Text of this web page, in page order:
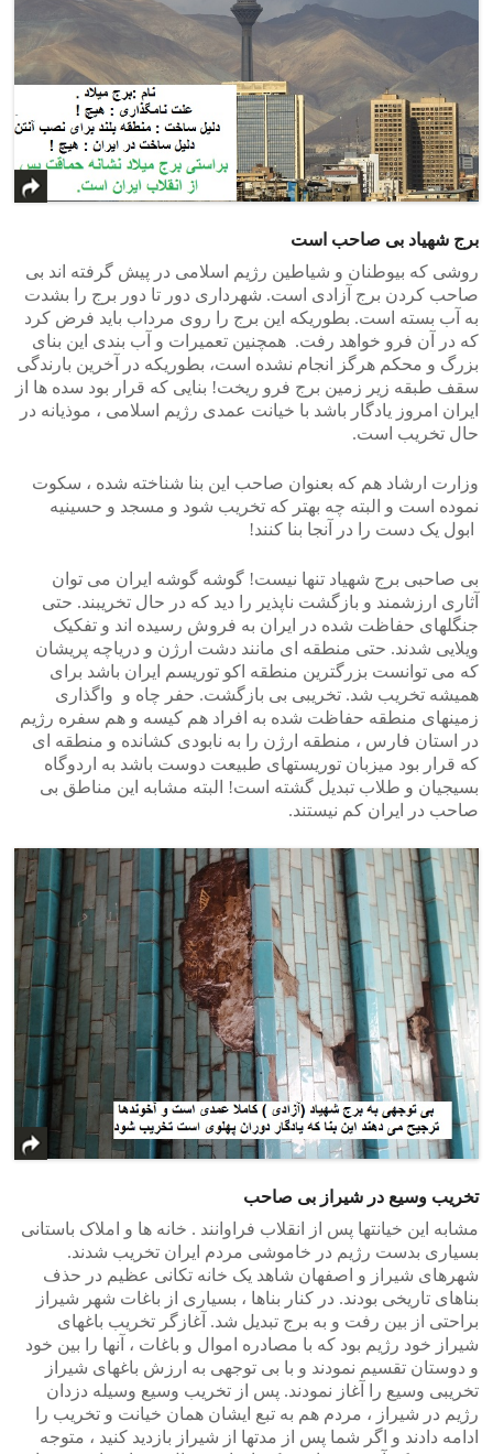
برج شهیاد بی صاحب است
روشی که بیوطنان و شیاطین رژیم اسلامی در پیش گرفته اند بی
صاحب کردن برج آزادی است. شهرداری دور تا دور برج را بشدت
به آب بسته است. بطوریکه این برج را روی مرداب باید فرض کرد
که در آن فرو خواهد رفت. همچنین تعمیرات و آب بندی این بنای
بزرگ و محکم هرگز انجام نشده است، بطوریکه در آخرین بارندگی
سقف طبقه زیر زمین برج فرو ریخت! بنایی که قرار بود سده ها از
ایران امروز یادگار باشد با خیانت عمدی رژیم اسلامی ، موذیانه در
حال تخریب است.
وزارت ارشاد هم که بعنوان صاحب این بنا شناخته شده ، سکوت
نموده است و البته چه بهتر که تخریب شود و مسجد و حسینیه
ابول یک دست را در آنجا بنا کنند!
بی صاحبی برج شهیاد تنها نیست! گوشه گوشه ایران می توان
آثاری ارزشمند و بازگشت ناپذیر را دید که در حال تخریبند. حتی
جنگلهای حفاظت شده در ایران به فروش رسیده اند و تفکیک
ویلایی شدند. حتی منطقه ای مانند دشت ارژن و دریاچه پریشان
که می توانست بزرگترین منطقه اکو توریسم ایران باشد برای
همیشه تخریب شد. تخریبی بی بازگشت. حفر چاه و واگذاری
زمینهای منطقه حفاظت شده به افراد هم کیسه و هم سفره رژیم
در استان فارس ، منطقه ارژن را به نابودی کشانده و منطقه ای
که قرار بود میزبان توریستهای طبیعت دوست باشد به اردوگاه
بسیجیان و طلاب تبدیل گشته است! البته مشابه این مناطق بی
صاحب در ایران کم نیستند.
تخریب وسیع در شیراز بی صاحب
مشابه این خیانتها پس از انقلاب فراوانند . خانه ها و املاک باستانی
بسیاری بدست رژیم در خاموشی مردم ایران تخریب شدند.
شهرهای شیراز و اصفهان شاهد یک خانه تکانی عظیم در حذف
بناهای تاریخی بودند. در کنار بناها ، بسیاری از باغات شهر شیراز
براحتی از بین رفت و به برج تبدیل شد. آغازگر تخریب باغهای
شیراز خود رژیم بود که با مصادره اموال و باغات ، آنها را بین خود
و دوستان تقسیم نمودند و با بی توجهی به ارزش باغهای شیراز
تخریبی وسیع را آغاز نمودند. پس از تخریب وسیع وسیله دزدان
رژیم در شیراز ، مردم هم به تبع ایشان همان خیانت و تخریب را
ادامه دادند و اگر شما پس از مدتها از شیراز بازدید کنید ، متوجه